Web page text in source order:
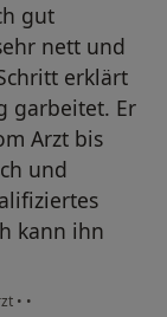
gut
nett und
erklärt
garbeitet. Er
Arzt bis
und
kann ihn
• •